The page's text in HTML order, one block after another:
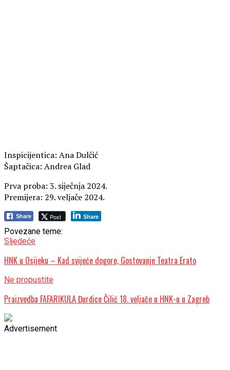
Inspicijentica: Ana Dulčić
Šaptačica: Andrea Glad
Prva proba: 3. siječnja 2024.
Premijera: 29. veljače 2024.
Share Post Share
Povezane teme:
Sljedeće
HNK u Osijeku – Kad svijeće dogore, Gostovanje Teatra Erato
Ne propustite
Praizvedba FAFARIKULA Đurđice Čilić 18. veljače u HNK-u u Zagreb
Advertisement